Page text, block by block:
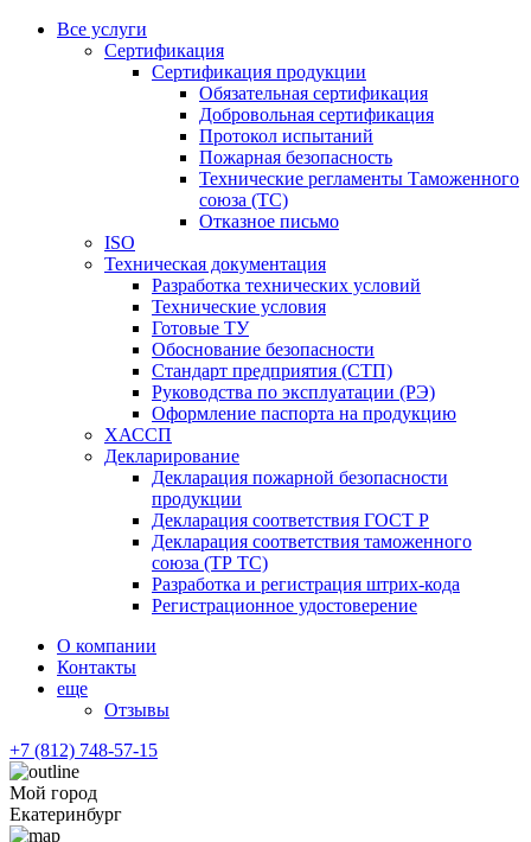
Все услуги
Сертификация
Сертификация продукции
Обязательная сертификация
Добровольная сертификация
Протокол испытаний
Пожарная безопасность
Технические регламенты Таможенного
союза (ТС)
Отказное письмо
ISO
Техническая документация
Разработка технических условий
Технические условия
Готовые ТУ
Обоснование безопасности
Стандарт предприятия (СТП)
Руководства по эксплуатации (РЭ)
Оформление паспорта на продукцию
ХАССП
Декларирование
Декларация пожарной безопасности
продукции
Декларация соответствия ГОСТ Р
Декларация соответствия таможенного
союза (ТР ТС)
Разработка и регистрация штрих-кода
Регистрационное удостоверение
О компании
Контакты
еще
Отзывы
+7 (812) 748-57-15
Мой город
Екатеринбург